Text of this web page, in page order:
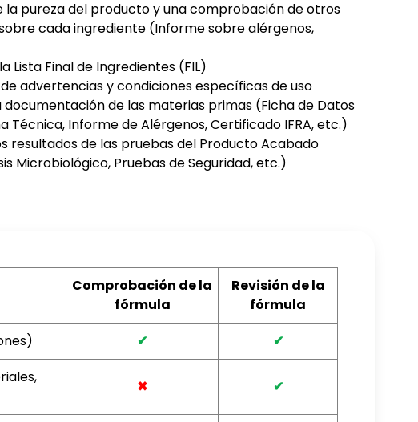
la pureza del producto y una comprobación de otros
cada ingrediente (Informe sobre alérgenos,
Lista Final de Ingredientes (FIL)
advertencias y condiciones específicas de uso
documentación de las materias primas (Ficha de Datos
Técnica, Informe de Alérgenos, Certificado IFRA, etc.)
resultados de las pruebas del Producto Acabado
Microbiológico, Pruebas de Seguridad, etc.)
Comprobación de la
fórmula
Revisión de la
fórmula
✔
✔
✖ ✔